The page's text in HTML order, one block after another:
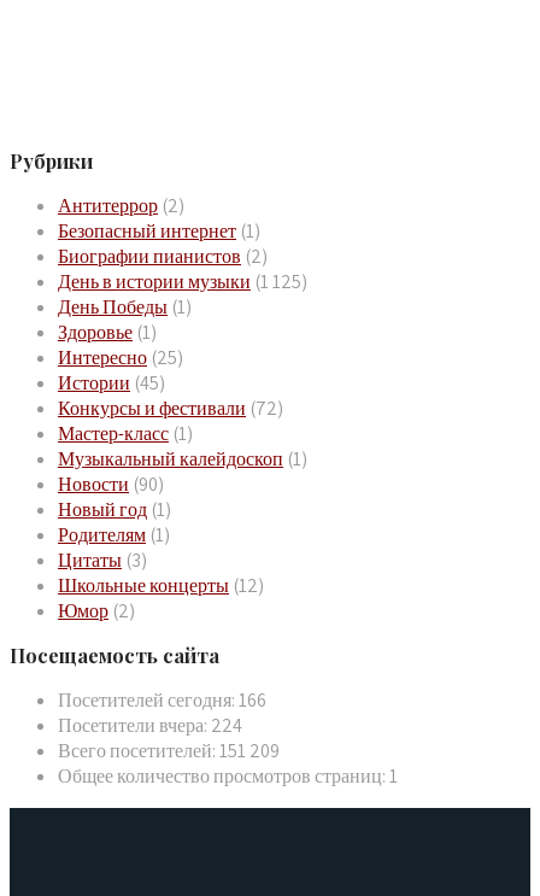
Рубрики
Антитеррор (2)
Безопасный интернет (1)
Биографии пианистов (2)
День в истории музыки (1 125)
День Победы (1)
Здоровье (1)
Интересно (25)
Истории (45)
Конкурсы и фестивали (72)
Мастер-класс (1)
Музыкальный калейдоскоп (1)
Новости (90)
Новый год (1)
Родителям (1)
Цитаты (3)
Школьные концерты (12)
Юмор (2)
Посещаемость сайта
Посетителей сегодня:166
Посетители вчера: 224
Всего посетителей:151 209
Общее количество просмотров страниц:1